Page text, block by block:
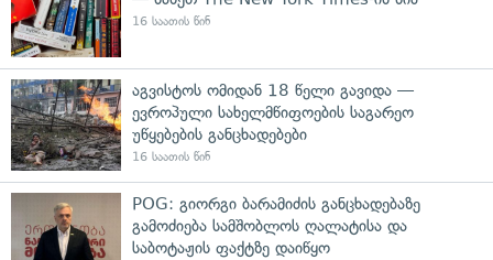
16 საათის წინ
აგვისტოს ომიდან 18 წელი გავიდა —
ევროპული სახელმწიფოების საგარეო
უწყებების განცხადებები
16 საათის წინ
POG: გიორგი ბარამიძის განცხადებაზე
გამოძიება სამშობლოს ღალატისა და
საბოტაჟის ფაქტზე დაიწყო